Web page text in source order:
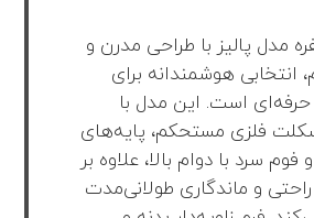
مدل پالیز با طراحی مدرن و
انتخابی هوشمندانه برای
است. این مدل با
فلزی مستحکم، پایه‌های
سرد با دوام بالا، علاوه بر
و ماندگاری طولانی‌مدت